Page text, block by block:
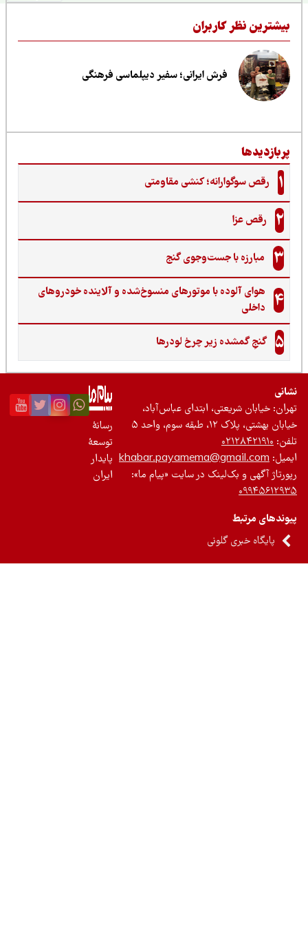
نظر کاربران
فرش ایرانی؛ سفیر دیپلماسی فرهنگی
رقص سوگوارانه؛ کنشی مقاومتی
رقص عزا
مبارزه با جست‌وجوی گنج‌
هوای آلوده با موتورهای منسوخ‌شده و آلاینده خودروهای
داخلی
گنجِ گمشده زیر چرخ لودرها
خیابان شریعتی، ابتدای عباس‌آباد،
بهشتی، پلاک ۱۲، طبقه سوم، واحد ۵
۰۲۱۲۸۴۲۱۹۱۰
khabar.payamema@gmail.com
آگهی و بک‌لینک در سایت «پیام ما»:
مرتبط
پایگاه خبری گلونی
رسانۀ
توسعۀ
پایدار
ایران